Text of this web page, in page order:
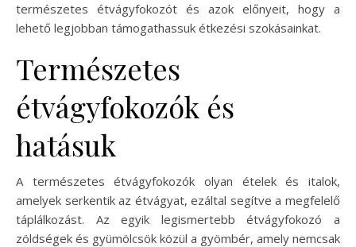
természetes étvágyfokozót és azok előnyeit, hogy a
lehető legjobban támogathassuk étkezési szokásainkat.
Természetes
étvágyfokozók és
hatásuk
A természetes étvágyfokozók olyan ételek és italok,
amelyek serkentik az étvágyat, ezáltal segítve a megfelelő
táplálkozást. Az egyik legismertebb étvágyfokozó a
zöldségek és gyümölcsök közül a gyömbér, amely nemcsak